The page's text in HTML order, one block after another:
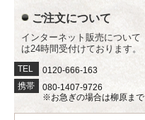
ご注文について
インターネット販売について
は24時間受付けております。
TEL
0120-666-163
携帯
080-1407-9726
※お急ぎの場合は柳原まで